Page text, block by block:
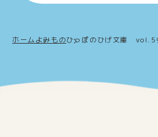
ホームよみものひっぽのひげ文庫 vol.59